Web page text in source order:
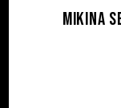
Mikina